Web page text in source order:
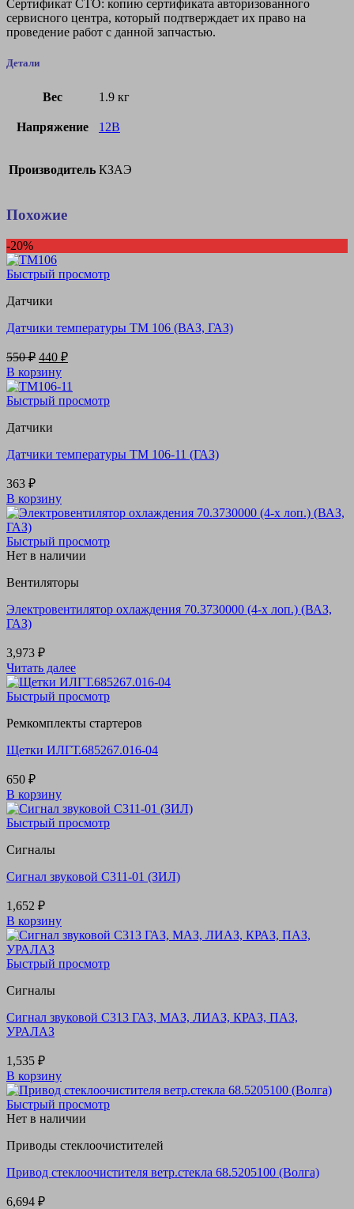
Сертификат СТО: копию сертификата авторизованного
сервисного центра, который подтверждает их право на
проведение работ с данной запчастью.
Детали
Вес 1.9 кг
Напряжение 12В
Производитель КЗАЭ
Похожие
-20%
Быстрый просмотр
Датчики
Датчики температуры ТМ 106 (ВАЗ, ГАЗ)
550₽ Первоначальная
цена
составляла
550 ₽.
440 ₽Текущая
440 ₽.
В корзину
Быстрый просмотр
Датчики
Датчики температуры ТМ 106-11 (ГАЗ)
363 ₽
В корзину
Быстрый просмотр
Нет в наличии
Вентиляторы
Электровентилятор охлаждения 70.3730000 (4-х лоп.) (ВАЗ,
ГАЗ)
3,973 ₽
Читать далее
Быстрый просмотр
Ремкомплекты стартеров
Щетки ИЛГТ.685267.016-04
650 ₽
В корзину
Быстрый просмотр
Сигналы
Сигнал звуковой С311-01 (ЗИЛ)
1,652 ₽
В корзину
Быстрый просмотр
Сигналы
Сигнал звуковой С313 ГАЗ, МАЗ, ЛИАЗ, КРАЗ, ПАЗ,
УРАЛАЗ
1,535 ₽
В корзину
Быстрый просмотр
Нет в наличии
Приводы стеклоочистителей
Привод стеклоочистителя ветр.стекла 68.5205100 (Волга)
6,694 ₽